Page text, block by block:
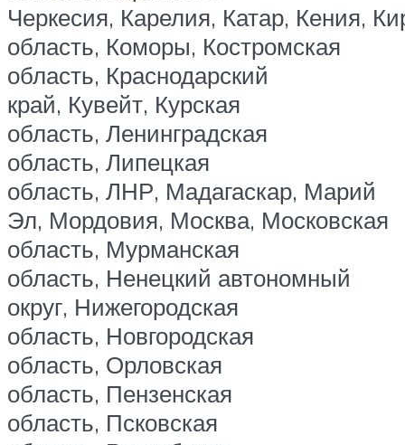
Черкесия, Карелия, Катар, Кения,
область, Коморы, Костромская
область, Краснодарский
край, Кувейт, Курская
область, Ленинградская
область, Липецкая
область, ЛНР, Мадагаскар, Марий
Эл, Мордовия, Москва, Московская
область, Мурманская
область, Ненецкий автономный
округ, Нижегородская
область, Новгородская
область, Орловская
область, Пензенская
область, Псковская